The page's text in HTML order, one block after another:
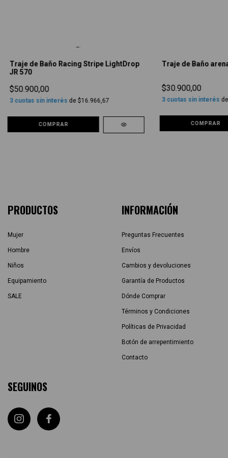
Traje de Baño Racing Stripe LightDrop
JR 570
$50.900,00
3cuotas sin interés de $16.966,67
COMPRAR
Traje de Baño
$30.900,00
3cuotas sin interés
COMPRAR
PRODUCTOS
Mujer
Hombre
Niños
Equipamiento
SALE
INFORMACIÓN
Preguntas Frecuentes
Envíos
Cambios y devoluciones
Garantía de Productos
Dónde Comprar
Términos y Condiciones
Políticas de Privacidad
Botón de arrepentimiento
Contacto
SEGUINOS